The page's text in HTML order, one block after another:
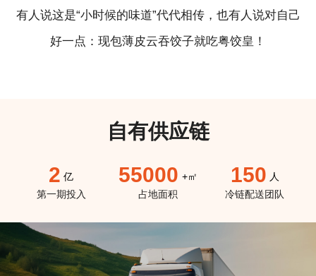
有人说这是“小时候的味道”代代相传，也有人说对自己
好一点：现包薄皮云吞饺子就吃粤饺皇！
自有供应链
1.5 亿
第一期投入
55000 +㎡
占地面积
150 人
冷链配送团队